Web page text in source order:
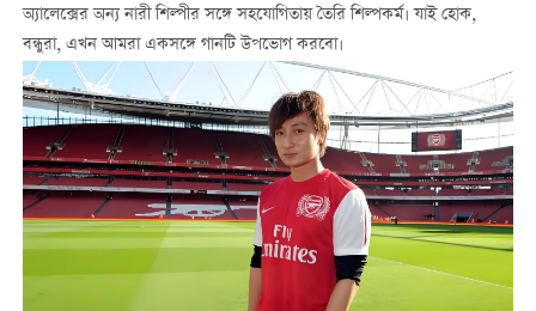
অ্যালেক্সের অন্য নারী শিল্পীর সঙ্গে সহযোগিতায় তৈরি শিল্পকর্ম। যাই হোক,
বন্ধুরা, এখন আমরা একসঙ্গে গানটি উপভোগ করবো।